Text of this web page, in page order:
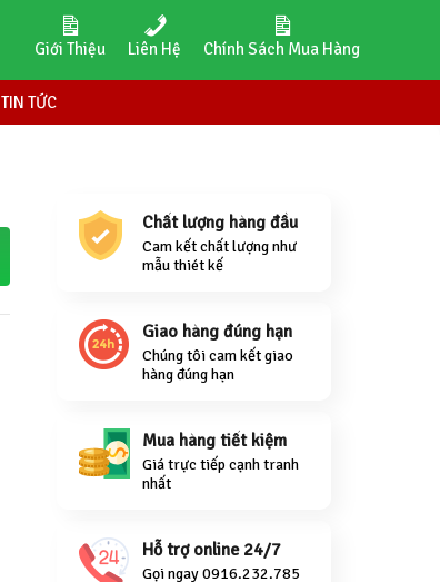
Giới Thiệu Liên Hệ Chính Sách Mua Hàng
TIN TỨC
Chất lượng hàng đầu
Cam kết chất lượng như
mẫu thiét kế
Giao hàng đúng hạn
Chúng tôi cam kết giao
hàng đúng hạn
Mua hàng tiết kiệm
Giá trực tiếp cạnh tranh
nhất
Hỗ trợ online 24/7
Gọi ngay 0916.232.785